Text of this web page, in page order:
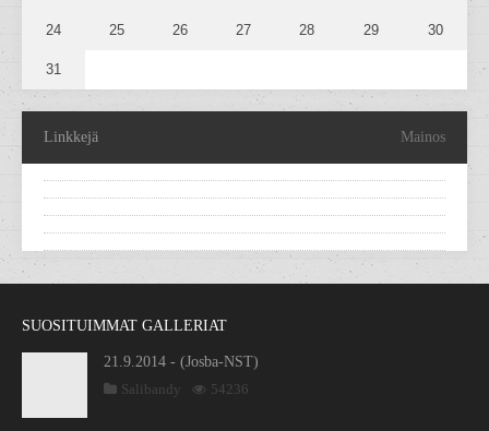
24 25 26 27 28 29 30
31
Linkkejä Mainos
SUOSITUIMMAT GALLERIAT
21.9.2014 - (Josba-NST)
Salibandy
54236